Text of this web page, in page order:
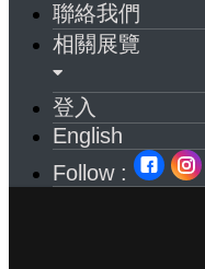
聯絡我們
相關展覽
登入
English
Follow :